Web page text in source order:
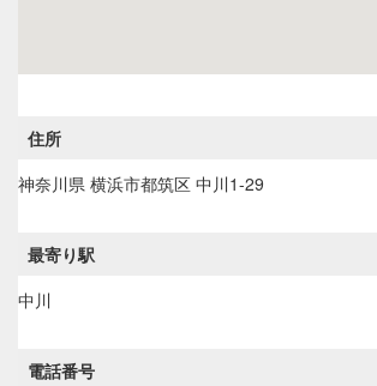
住所
神奈川県 横浜市都筑区 中川1-29
最寄り駅
中川
電話番号